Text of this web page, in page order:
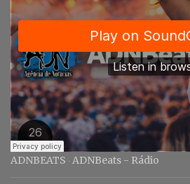
ADNBEATS · ADNBeats - Rádio